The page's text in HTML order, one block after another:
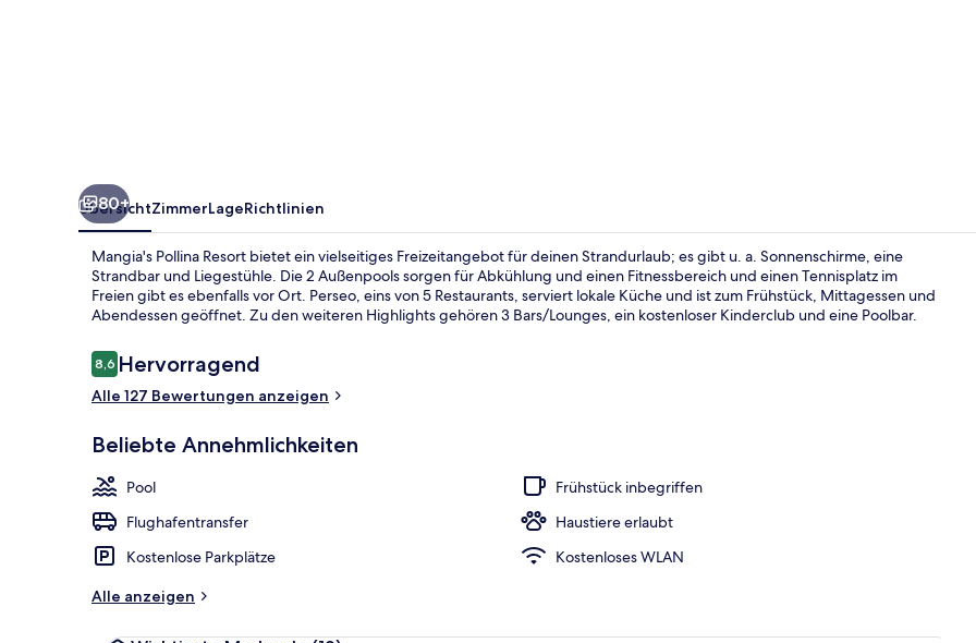
Am Strand,
80+
ÜbersichtZimmerLageRichtlinien
Mangia's Pollina Resort bietet ein vielseitiges Freizeitangebot für deinen Strandurlaub; es gibt u. a. Sonnenschirme, eine
Strandbar und Liegestühle. Die 2 Außenpools sorgen für Abkühlung und einen Fitnessbereich und einen Tennisplatz im
Freien gibt es ebenfalls vor Ort. Perseo, eins von 5 Restaurants, serviert lokale Küche und ist zum Frühstück, Mittagessen und
Abendessen geöffnet. Zu den weiteren Highlights gehören 3 Bars/Lounges, ein kostenloser Kinderclub und eine Poolbar.
Bewertungen
8,68,6 von 10.
Hervorragend
Alle 127 Bewertungen anzeigen
Beliebte Annehmlichkeiten
Pool
Frühstück inbegriffen
Flughafentransfer
Haustiere erlaubt
Kostenlose Parkplätze
Kostenloses WLAN
Alle anzeigen